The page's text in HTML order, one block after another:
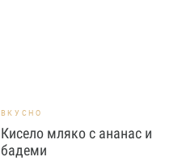
ВКУСНО
Кисело мляко с ананас и
бадеми